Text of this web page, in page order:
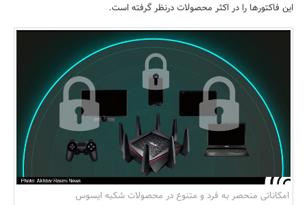
مسکن و ساختمان
این فاکتورها را در اکثر محصولات درنظر گرفته است.
امکاناتی منحصر به فرد و متنوع در محصولات شکبه ایسوس